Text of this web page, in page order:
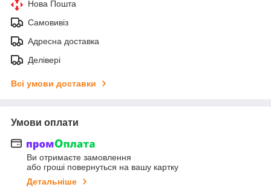
Нова Пошта
Самовивіз
Адресна доставка
Делівері
Всі умови доставки
Умови оплати
Ви отримаєте замовлення
або гроші повернуться на вашу картку
Детальніше